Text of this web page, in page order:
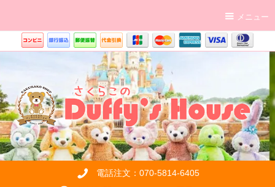
メニュー
電話注文：070-5814-6405